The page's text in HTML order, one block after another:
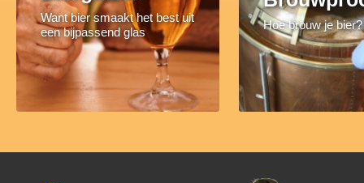
Want bier smaakt het best uit
een bijpassend glas
Hoe brouw je bier?